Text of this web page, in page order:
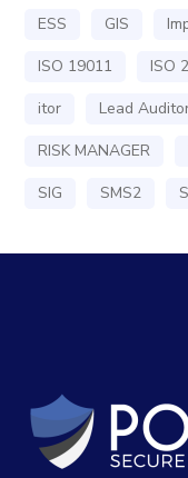
ESS
GIS
ISO 19011
ISO
itor
Lead
RISK MANAGER
SIG
SMS2